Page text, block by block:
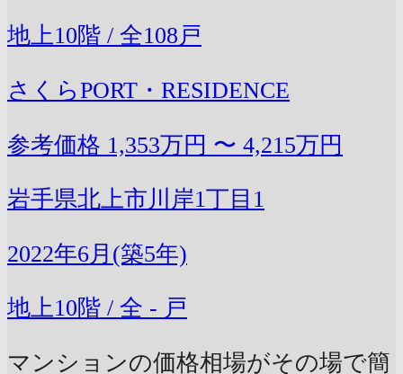
地上10階 / 全108戸
さくらPORT・RESIDENCE
参考価格 1,353万円 〜 4,215万円
岩手県北上市川岸1丁目1
2022年6月(築5年)
地上10階 / 全 - 戸
マンションの価格相場がその場で簡